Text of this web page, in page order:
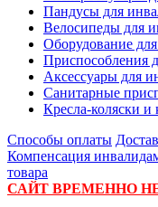
Пандусы для
Велосипеды для
Оборудование
Приспособления
Аксессуары для
Санитарные
Кресла-коляски
Способы оплаты
Компенсация
товара
САЙТ ВРЕМЕННО